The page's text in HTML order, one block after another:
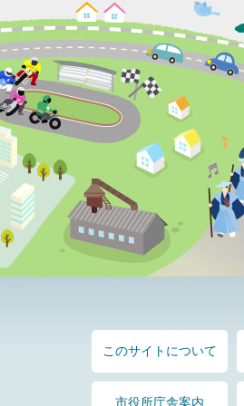
このサイトについて
市役所庁舎案内